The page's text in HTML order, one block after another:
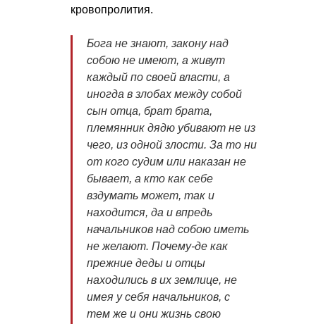
кровопролития.
Бога не знают, закону над
собою не имеют, а живут
каждый по своей власти, а
иногда в злобах между собой
сын отца, брат брата,
племянник дядю убивают не из
чего, из одной злости. За то ни
от кого судим или наказан не
бывает, а кто как себе
вздумать может, так и
находится, да и впредь
начальников над собою иметь
не желают. Почему-де как
прежние деды и отцы
находились в их землице, не
имея у себя начальников, с
тем же и они жизнь свою